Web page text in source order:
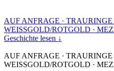
AUF ANFRAGE · TRAURINGE
WEISSGOLD/ROTGOLD ·
Geschichte lesen ↓
AUF ANFRAGE · TRAURINGE
WEISSGOLD/ROTGOLD ·